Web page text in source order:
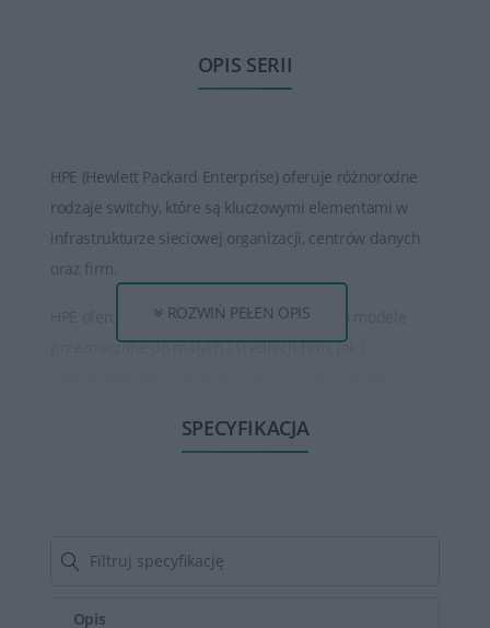
OPIS SERII
HPE (Hewlett Packard Enterprise) oferuje różnorodne
rodzaje switchy, które są kluczowymi elementami w
infrastrukturze sieciowej organizacji, centrów danych
oraz firm.
HPE oferuje szereg switchy, w tym zarówno modele
przeznaczone do małych i średnich firm, jak i
Modele różnią się liczbą portów, prędkością transmisji
danych, w tym Gigabit Ethernet, 10-Gigabit Ethernet czy
sieci zgodnie z wymaganiami.
ROZWIŃ PEŁEN OPIS
SPECYFIKACJA
Opis